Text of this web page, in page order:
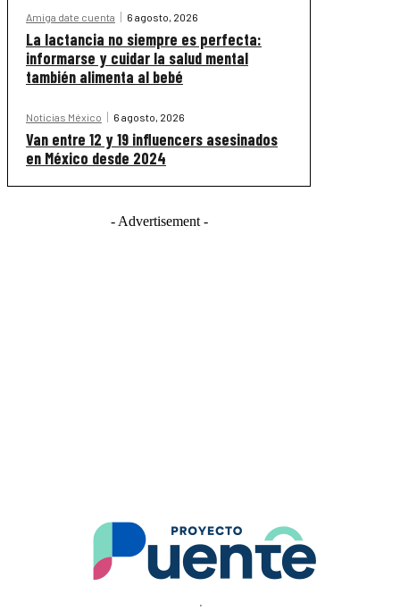
Amiga date cuenta 6 agosto, 2026
La lactancia no siempre es perfecta:
informarse y cuidar la salud mental
también alimenta al bebé
Noticias México 6 agosto, 2026
Van entre 12 y 19 influencers asesinados
en México desde 2024
- Advertisement -
.